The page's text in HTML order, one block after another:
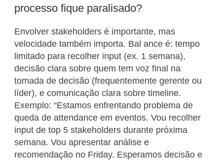
processo fique paralisado?
Envolver stakeholders é importante, mas
velocidade também importa. Bal ance é: tempo
limitado para recolher input (ex. 1 semana),
decisão clara sobre quem tem voz final na
tomada de decisão (frequentemente gerente ou
líder), e comunicação clara sobre timeline.
Exemplo: “Estamos enfrentando problema de
queda de attendance em eventos. Vou recolher
input de top 5 stakeholders durante próxima
semana. Vou apresentar análise e
recomendação no Friday. Esperamos decisão e